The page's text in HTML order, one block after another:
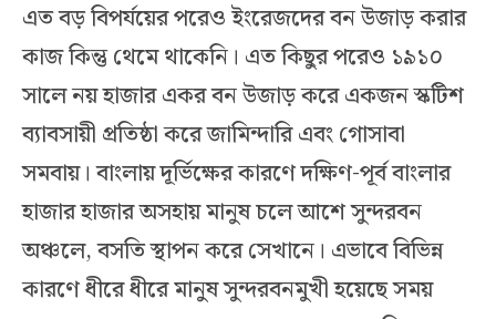
এত বড় বিপর্যয়ের পরেও ইংরেজদের বন উজাড় করার
কাজ কিন্তু থেমে থাকেনি। এত কিছুর পরেও ১৯১০
সালে নয় হাজার একর বন উজাড় করে একজন স্কটিশ
ব্যাবসায়ী প্রতিষ্ঠা করে জামিন্দারি এবং গোসাবা
সমবায়। বাংলায় দূর্ভিক্ষের কারণে দক্ষিণ-পূর্ব বাংলার
হাজার হাজার অসহায় মানুষ চলে আশে সুন্দরবন
অঞ্চলে, বসতি স্থাপন করে সেখানে। এভাবে বিভিন্ন
কারণে ধীরে ধীরে মানুষ সুন্দরবনমুখী হয়েছে সময়